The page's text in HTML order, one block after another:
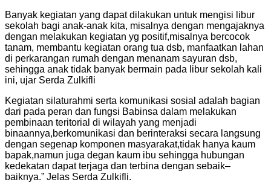
Banyak kegiatan yang dapat dilakukan untuk mengisi libur
sekolah bagi anak-anak kita, misalnya dengan mengajaknya
dengan melakukan kegiatan yg positif,misalnya bercocok
tanam, membantu kegiatan orang tua dsb, manfaatkan lahan
di perkarangan rumah dengan menanam sayuran dsb,
sehingga anak tidak banyak bermain pada libur sekolah kali
ini, ujar Serda Zulkifli
Kegiatan silaturahmi serta komunikasi sosial adalah bagian
dari pada peran dan fungsi Babinsa dalam melakukan
pembinaan teritorial di wilayah yang menjadi
binaannya,berkomunikasi dan berinteraksi secara langsung
dengan segenap komponen masyarakat,tidak hanya kaum
bapak,namun juga degan kaum ibu sehingga hubungan
kedekatan dapat terjaga dan terbina dengan sebaik–
baiknya.” Jelas Serda Zulkifli.